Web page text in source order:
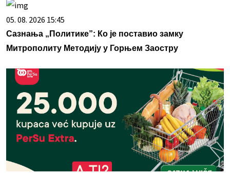
05. 08. 2026 15:45
Сазнања „Политике”: Ко је поставио замку
Митрополиту Методију у Горњем Заостру